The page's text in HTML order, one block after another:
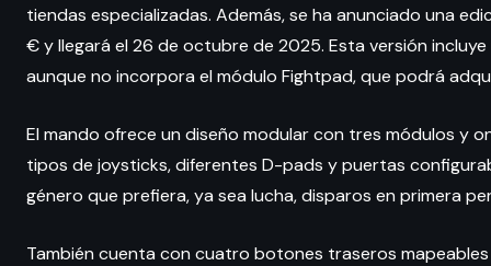
tiendas especializadas. Además, se ha anunciado una
€ y llegará el 26 de octubre de 2025. Esta versión
aunque no incorpora el módulo Fightpad, que podrá
El mando ofrece un diseño modular con tres módulos y
tipos de joysticks, diferentes D-pads y puertas
género que prefiera, ya sea lucha, disparos en primera
También cuenta con cuatro botones traseros